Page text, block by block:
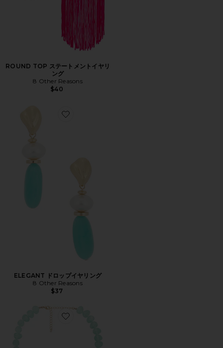
ROUND TOP ステートメントイヤリ
ング
8 Other Reasons
$40
Favorite ELEGANT ドロップイヤリング
ELEGANT ドロップイヤリング
8 Other Reasons
$37
Favorite BEADED ネックレス